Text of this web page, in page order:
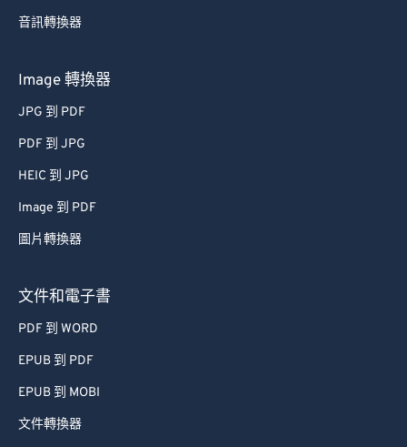
音訊轉換器
Image 轉換器
JPG 到 PDF
PDF 到 JPG
HEIC 到 JPG
Image 到 PDF
圖片轉換器
文件和電子書
PDF 到 WORD
EPUB 到 PDF
EPUB 到 MOBI
文件轉換器